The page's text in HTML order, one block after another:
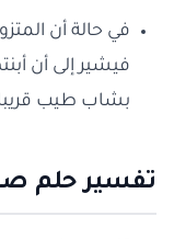
في حالة أن
فيشير إلى أن
بشاب طيب
تفسير حلم